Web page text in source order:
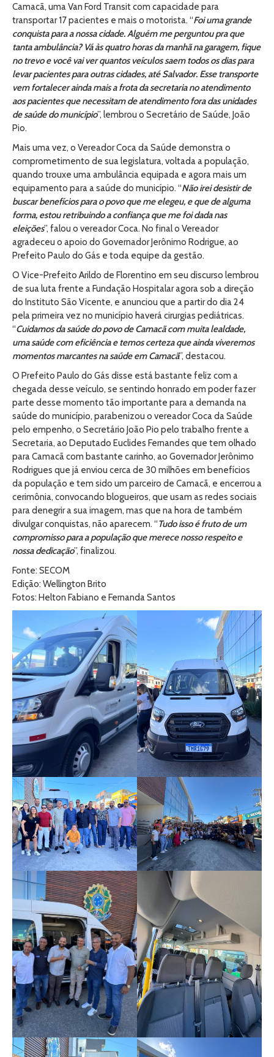
Camacã, uma Van Ford Transit com capacidade para
transportar 17 pacientes e mais o motorista. “Foi uma grande
conquista para a nossa cidade. Alguém me perguntou pra que
tanta ambulância? Vá às quatro horas da manhã na garagem, fique
no trevo e você vai ver quantos veículos saem todos os dias para
levar pacientes para outras cidades, até Salvador. Esse transporte
vem fortalecer ainda mais a frota da secretaria no atendimento
aos pacientes que necessitam de atendimento fora das unidades
de saúde do município”, lembrou o Secretário de Saúde, João
Pio.
Mais uma vez, o Vereador Coca da Saúde demonstra o
comprometimento de sua legislatura, voltada a população,
quando trouxe uma ambulância equipada e agora mais um
equipamento para a saúde do município. “Não irei desistir de
buscar benefícios para o povo que me elegeu, e que de alguma
forma, estou retribuindo a confiança que me foi dada nas
eleições”, falou o vereador Coca. No final o Vereador
agradeceu o apoio do Governador Jerônimo Rodrigue, ao
Prefeito Paulo do Gás e toda equipe da gestão.
O Vice-Prefeito Arildo de Florentino em seu discurso lembrou
de sua luta frente a Fundação Hospitalar agora sob a direção
do Instituto São Vicente, e anunciou que a partir do dia 24
pela primeira vez no município haverá cirurgias pediátricas.
“Cuidamos da saúde do povo de Camacã com muita lealdade,
uma saúde com eficiência e temos certeza que ainda viveremos
momentos marcantes na saúde em Camacã”, destacou.
O Prefeito Paulo do Gás disse está bastante feliz com a
chegada desse veículo, se sentindo honrado em poder fazer
parte desse momento tão importante para a demanda na
saúde do município, parabenizou o vereador Coca da Saúde
pelo empenho, o Secretário João Pio pelo trabalho frente a
Secretaria, ao Deputado Euclides Fernandes que tem olhado
para Camacã com bastante carinho, ao Governador Jerônimo
Rodrigues que já enviou cerca de 30 milhões em benefícios
da população e tem sido um parceiro de Camacã, e encerrou a
cerimônia, convocando blogueiros, que usam as redes sociais
para denegrir a sua imagem, mas que na hora de também
divulgar conquistas, não aparecem. “Tudo isso é fruto de um
compromisso para a população que merece nosso respeito e
nossa dedicação”, finalizou.
Fonte: SECOM
Edição: Wellington Brito
Fotos: Helton Fabiano e Fernanda Santos